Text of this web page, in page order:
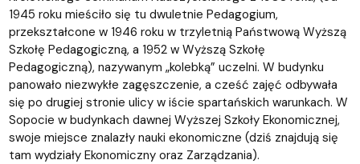
1945 roku mieściło się tu dwuletnie Pedagogium,
przekształcone w 1946 roku w trzyletnią Państwową Wyższą
Szkołę Pedagogiczną, a 1952 w Wyższą Szkołę
Pedagogiczną), nazywanym „kolebką” uczelni. W budynku
panowało niezwykłe zagęszczenie, a cześć zajęć odbywała
się po drugiej stronie ulicy w iście spartańskich warunkach. W
Sopocie w budynkach dawnej Wyższej Szkoły Ekonomicznej,
swoje miejsce znalazły nauki ekonomiczne (dziś znajdują się
tam wydziały Ekonomiczny oraz Zarządzania).